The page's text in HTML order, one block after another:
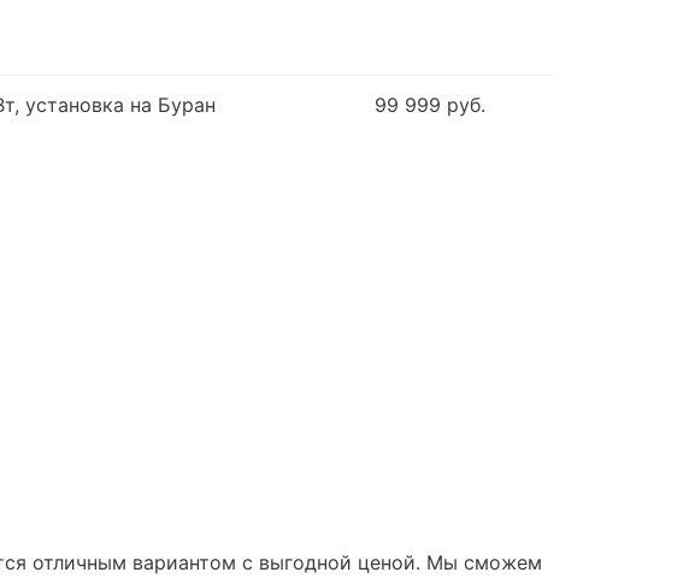
установка на Буран 99 999 руб.
отличным вариантом с выгодной ценой. Мы сможем